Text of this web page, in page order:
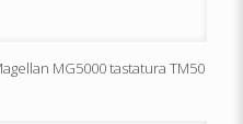
MG5000 tastatura TM50